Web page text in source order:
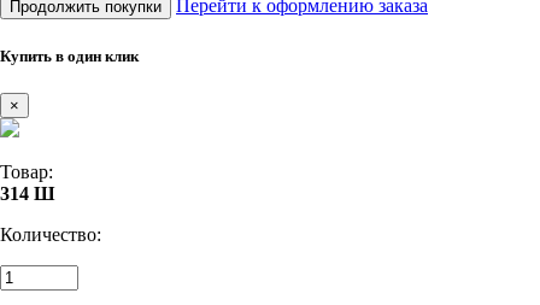
Продолжить покупки Перейти к оформлению заказа
Купить в один клик
×
Товар:
314 Ш
Количество: